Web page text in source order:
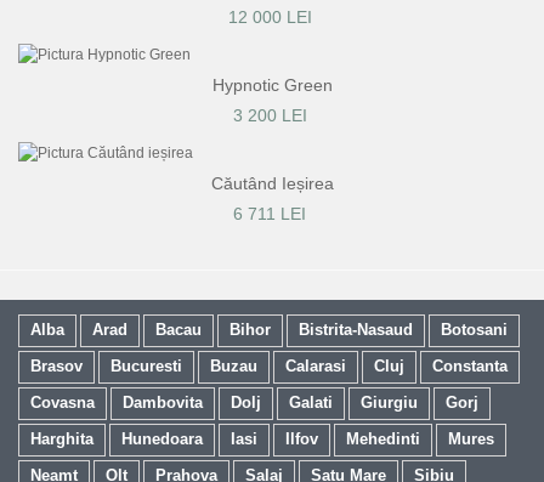
12 000 LEI
Hypnotic Green
3 200 LEI
Căutând Ieșirea
6 711 LEI
Alba Arad Bacau Bihor Bistrita-Nasaud
Botosani
Brasov
Bucuresti Buzau Calarasi Cluj
Constanta
Covasna
Dambovita Dolj Galati Giurgiu
Gorj
Harghita
Hunedoara Iasi Ilfov Mehedinti
Mures
Neamt
Olt Prahova Salaj Satu Mare
Sibiu